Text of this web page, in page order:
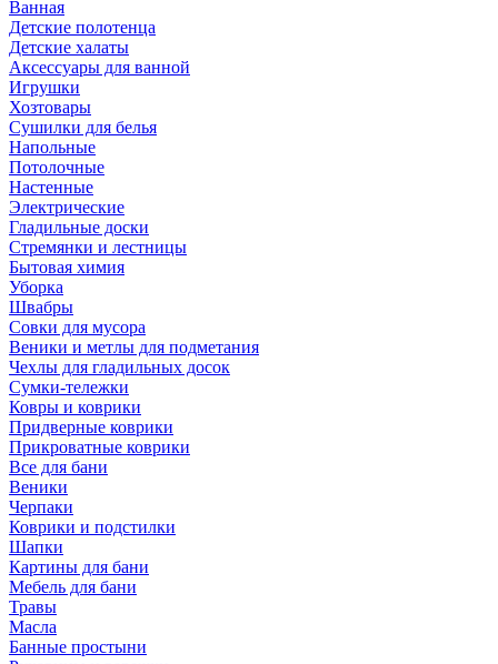
Ванная
Детские полотенца
Детские халаты
Аксессуары для ванной
Игрушки
Хозтовары
Сушилки для белья
Напольные
Потолочные
Настенные
Электрические
Гладильные доски
Стремянки и лестницы
Бытовая химия
Уборка
Швабры
Совки для мусора
Веники и метлы для подметания
Чехлы для гладильных досок
Сумки-тележки
Ковры и коврики
Придверные коврики
Прикроватные коврики
Все для бани
Веники
Черпаки
Коврики и подстилки
Шапки
Картины для бани
Мебель для бани
Травы
Масла
Банные простыни